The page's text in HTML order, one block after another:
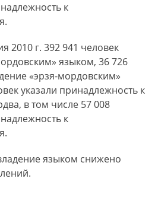
к
2010 г. 392 941 человек
языком, 36 726
«эрзя-мордовским»
указали принадлежность к
в том числе 57 008
к
языком снижено